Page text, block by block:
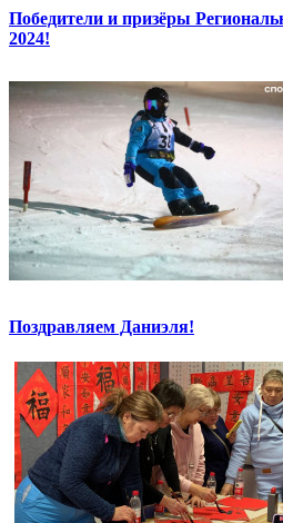
Победители и призёры
2024!
Поздравляем Даниэля!